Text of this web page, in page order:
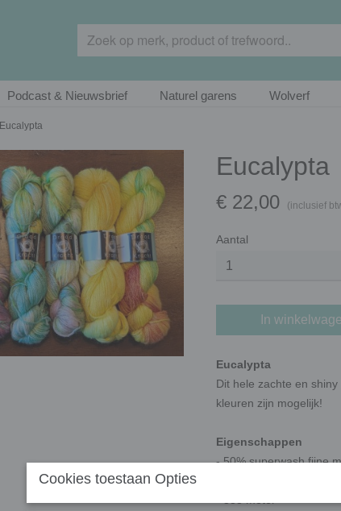
Podcast & Nieuwsbrief Naturel garens Wolverf
Eucalypta
Eucalypta
€ 22,00 (inclusief
Aantal
In
Eucalypta
Dit hele zachte en
kleuren zijn mogelijk!
Eigenschappen
- 50% superwash fijne
Cookies toestaan Opties